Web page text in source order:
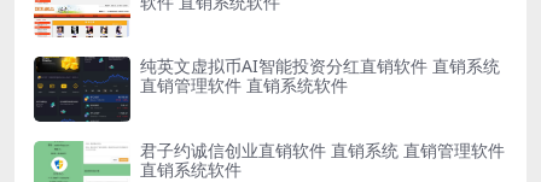
纯英文虚拟币AI智能投资分红直销软件 直销系统
直销管理软件 直销系统软件
君子约诚信创业直销软件 直销系统 直销管理软件
直销系统软件